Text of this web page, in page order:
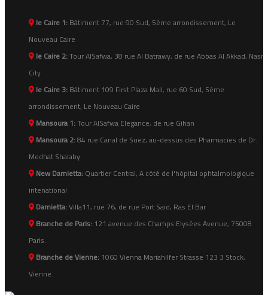
le Caire 1:Bâtiment 77, rue 90 Sud, 5ème arrondissement, Le
Nouveau Caire
le Caire 2:Tour AlSafwa, 38 rue Al Batrawy, de rue Abbas Al Akkad, Nasr
City
le Caire 3:Bâtiment 109 First Plaza Mall, rue 60 Sud, 5ème
arrondissement, Le Nouveau Caire
Mansoura 1:Tour AlSafwa Elegance, de rue Gihan
Mansoura 2:84 rue Canal de Suez, au-dessus des Pharmacies de Dr.
Medhat Shalaby
New Damietta:Quartier Central, A côté de l'hôpital ophtalmologique
intenational
Damietta:Villa11, rue 76, de rue Port Said, Ras El Bar
Branche de Paris: 121 avenue des Champs Elysées Avenue, 75008
Paris.
Branche de Vienne: 1060 Vienna Mariahilfer Strasse 123 3 Stock,
Vienne.